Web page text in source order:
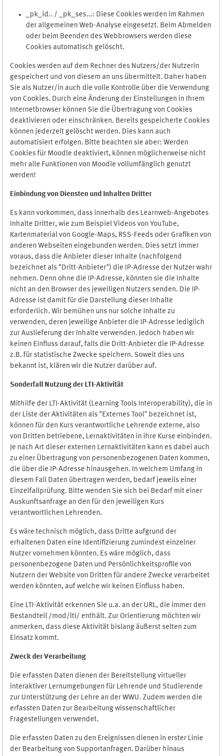
_pk_id.. / _pk_ses...: Diese Cookies werden im Rahmen
der allgemeinen Web-Analyse eingesetzt. Beim Abmelden
oder beim Beenden des Webbrowsers werden diese
Cookies automatisch gelöscht.
Cookies werden auf dem Rechner des Nutzers/der Nutzerin
gespeichert und von diesem an uns übermittelt. Daher haben
Sie als Nutzer/in auch die volle Kontrolle über die Verwendung
von Cookies. Durch eine Änderung der Einstellungen in Ihrem
Internetbrowser können Sie die Übertragung von Cookies
deaktivieren oder einschränken. Bereits gespeicherte Cookies
können jederzeit gelöscht werden. Dies kann auch
automatisiert erfolgen. Bitte beachten sie aber: Werden
Cookies für Moodle deaktiviert, können möglicherweise nicht
mehr alle Funktionen von Moodle vollumfänglich genutzt
werden!
Einbindung von Diensten und Inhalten Dritter
Es kann vorkommen, dass innerhalb des Learnweb-Angebotes
Inhalte Dritter, wie zum Beispiel Videos von YouTube,
Kartenmaterial von Google-Maps, RSS-Feeds oder Grafiken von
anderen Webseiten eingebunden werden. Dies setzt immer
voraus, dass die Anbieter dieser Inhalte (nachfolgend
bezeichnet als "Dritt-Anbieter") die IP-Adresse der Nutzer wahr
nehmen. Denn ohne die IP-Adresse, könnten sie die Inhalte
nicht an den Browser des jeweiligen Nutzers senden. Die IP-
Adresse ist damit für die Darstellung dieser Inhalte
erforderlich. Wir bemühen uns nur solche Inhalte zu
verwenden, deren jeweilige Anbieter die IP-Adresse lediglich
zur Auslieferung der Inhalte verwenden. Jedoch haben wir
keinen Einfluss darauf, falls die Dritt-Anbieter die IP-Adresse
z.B. für statistische Zwecke speichern. Soweit dies uns
bekannt ist, klären wir die Nutzer darüber auf.
Sonderfall Nutzung der LTI-Aktivität
Mithilfe der LTI-Aktivität (Learning Tools Interoperability), die in
der Liste der Aktivitäten als "Externes Tool" bezeichnet ist,
können für den Kurs verantwortliche Lehrende externe, also
von Dritten betriebene, Lernaktivitäten in ihre Kurse einbinden.
Je nach Art dieser externen Lernaktivitäten kann es dabei auch
zu einer Übertragung von personenbezogenen Daten kommen,
die über die IP-Adresse hinausgehen. In welchem Umfang in
diesem Fall Daten übertragen werden, bedarf jeweils einer
Einzelfallprüfung. Bitte wenden Sie sich bei Bedarf mit einer
Auskunftsanfrage an den für den jeweiligen Kurs
verantwortlichen Lehrenden.
Es wäre technisch möglich, dass Dritte aufgrund der
erhaltenen Daten eine Identifizierung zumindest einzelner
Nutzer vornehmen könnten. Es wäre möglich, dass
personenbezogene Daten und Persönlichkeitsprofile von
Nutzern der Website von Dritten für andere Zwecke verarbeitet
werden könnten, auf welche wir keinen Einfluss haben.
Eine LTI-Aktivität erkennen Sie u.a. an der URL, die immer den
Bestandteil /mod/lti/ enthält. Zur Orientierung möchten wir
anmerken, dass diese Aktivität bislang äußerst selten zum
Einsatz kommt.
Zweck der Verarbeitung
Die erfassten Daten dienen der Bereitstellung virtueller
interaktiver Lernumgebungen für Lehrende und Studierende
zur Unterstützung der Lehre an der WWU. Zudem werden die
erfassten Daten zur Bearbeitung wissenschaftlicher
Fragestellungen verwendet.
Die erfassten Daten zu den Ereignissen dienen in erster Linie
der Bearbeitung von Supportanfragen. Darüber hinaus